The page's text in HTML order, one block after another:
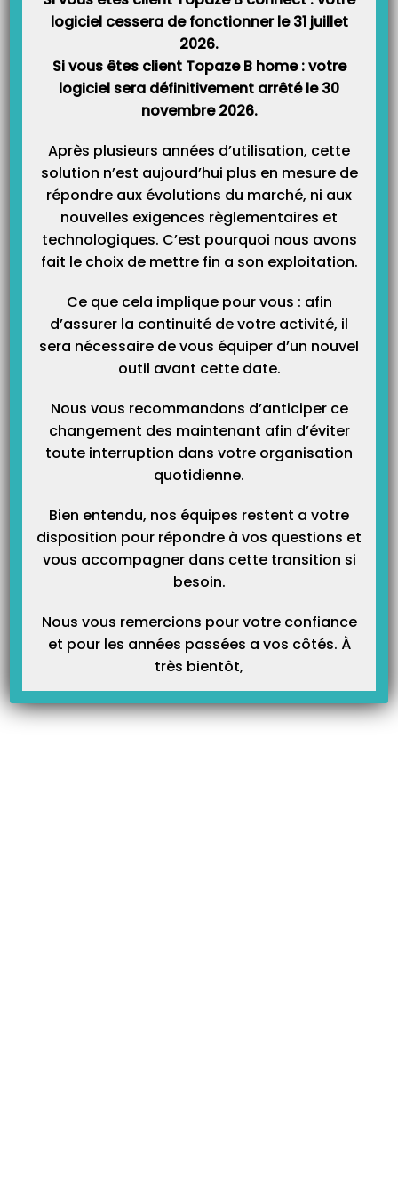
envoyé à la caisse, qui transmettra les données à la mutuelle.
Comment paramétrer une mutuelle en gestion unique ?
Un flux contenant la part complémentaire sera envoyé directement à la
mutuelle. Vous devez impérativement avoir signé une convention avec
cette mutuelle.
Comment paramétrer une mutuelle en gestion séparée (DRE) ?
Pour rappel : Une facturation en acte isolé réalisée par le lecteur avec un
tiers payant caisse et mutuelle, la complémentaire est gérée
automatiquement en gestion unique et la fiche patient de Topaze ne se
met pas à jour de cette complémentaire utilisée exclusivement par le
Comment créer une mutuelle ?
Accéder à Topaze B’connect
depuis une tablette
logiciel cessera de fonctionner le 31 juillet
2026.
Si vous êtes client Topaze B home : votre
logiciel sera définitivement arrêté le 30
novembre 2026.
Après plusieurs années d’utilisation, cette
solution n’est aujourd’hui plus en mesure de
répondre aux évolutions du marché, ni aux
nouvelles exigences règlementaires et
technologiques. C’est pourquoi nous avons
fait le choix de mettre fin a son exploitation.
Ce que cela implique pour vous : afin
d’assurer la continuité de votre activité, il
sera nécessaire de vous équiper d’un nouvel
outil avant cette date.
Nous vous recommandons d’anticiper ce
changement des maintenant afin d’éviter
toute interruption dans votre organisation
quotidienne.
Bien entendu, nos équipes restent a votre
disposition pour répondre à vos questions et
vous accompagner dans cette transition si
besoin.
Nous vous remercions pour votre confiance
et pour les années passées a vos côtés. À
très bientôt,